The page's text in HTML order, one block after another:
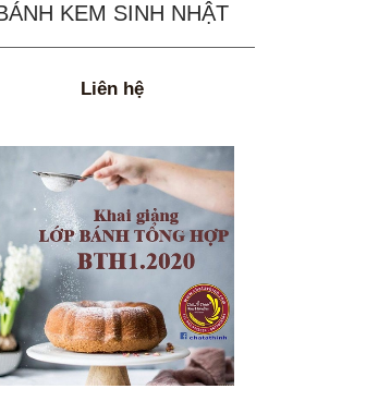
KEM SINH NHẬT
Liên hệ